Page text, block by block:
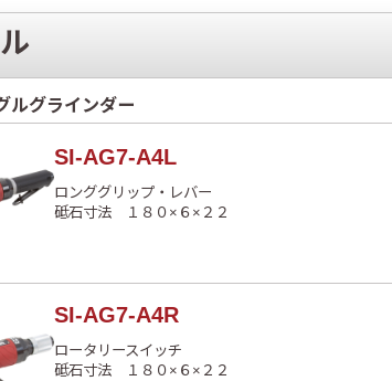
ルグラインダー
SI-AG7-A4L
ロンググリップ・レバー
砥石寸法 １８０×６×２２
SI-AG7-A4R
ロータリースイッチ
砥石寸法 １８０×６×２２